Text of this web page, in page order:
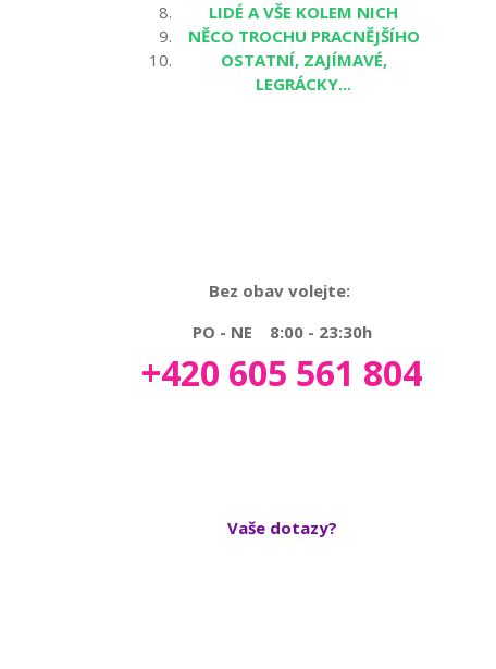
LIDÉ A VŠE KOLEM NICH
NĚCO TROCHU PRACNĚJŠÍHO
OSTATNÍ, ZAJÍMAVÉ,
LEGRÁCKY...
Bez obav volejte:
PO - NE 8:00 - 23:30h
+420 605 561 804
Vaše dotazy?